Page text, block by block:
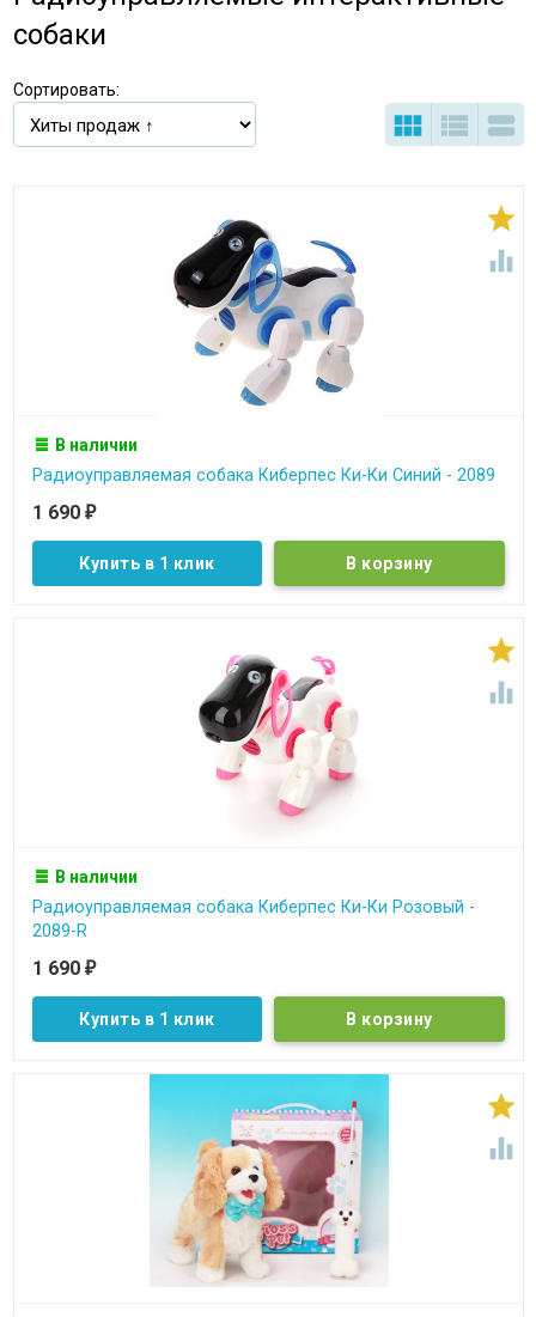
собаки
Сортировать:
  


В наличии
Радиоуправляемая собака Киберпес Ки-Ки Синий - 2089
1 690 ₽
Купить в 1 клик


В наличии
Радиоуправляемая собака Киберпес Ки-Ки Розовый -
2089-R
1 690 ₽
Купить в 1 клик

